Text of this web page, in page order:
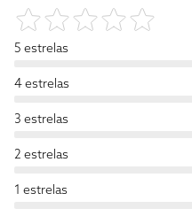
5 estrelas
4 estrelas
3 estrelas
2 estrelas
1 estrelas